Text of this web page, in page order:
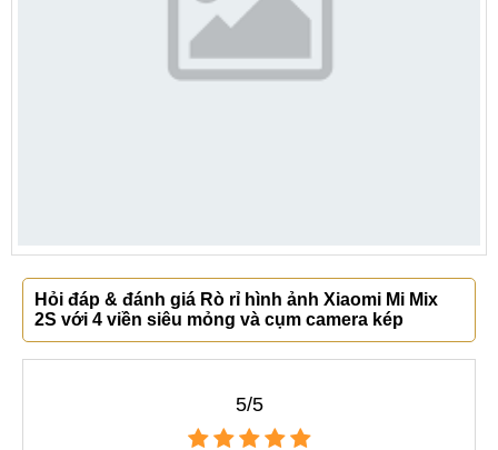
Hỏi đáp & đánh giá Rò rỉ hình ảnh Xiaomi Mi Mix
2S với 4 viền siêu mỏng và cụm camera kép
5/5